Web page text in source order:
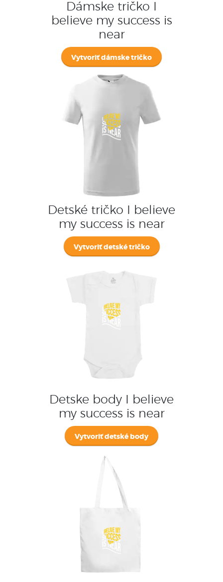
Dámske tričko I
believe my success is
near
Vytvoriť dámske tričko
Detské tričko I believe
my success is near
Vytvoriť detské tričko
Detske body I believe
my success is near
Vytvoriť detské body